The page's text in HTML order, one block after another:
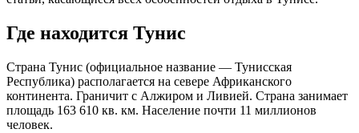
Где находится Тунис
Страна Тунис (официальное название — Тунисская
Республика) располагается на севере Африканского
континента. Граничит с Алжиром и Ливией. Страна занимает
площадь 163 610 кв. км. Население почти 11 миллионов
человек.